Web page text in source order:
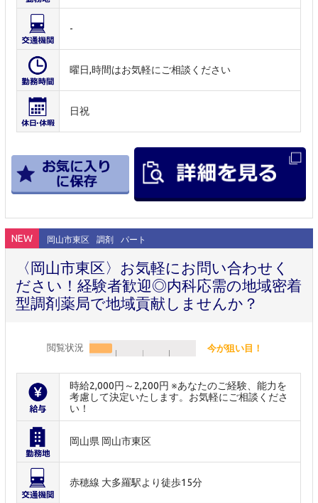
-
曜日,時間はお気軽にご相談ください
日祝
NEW 岡山市東区 調剤 パート
〈岡山市東区〉お気軽にお問い合わせく
ださい！経験者歓迎◎内科応需の地域密着
型調剤薬局で地域貢献しませんか？
閲覧状況 今が狙い目！
時給2,000円～2,200円 ※あなたのご経験、能力を
考慮して決定いたします。お気軽にご相談くださ
い！
岡山県 岡山市東区
赤穂線 大多羅駅より徒歩15分